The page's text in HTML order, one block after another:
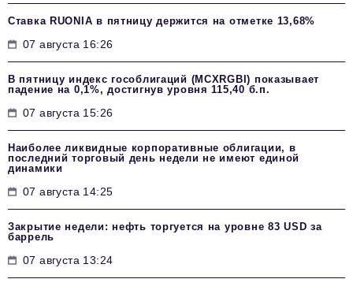
Ставка RUONIA в пятницу держится на отметке 13,68%
07 августа 16:26
В пятницу индекс гособлигаций (MCXRGBI) показывает
падение на 0,1%, достигнув уровня 115,40 б.п.
07 августа 15:26
Наиболее ликвидные корпоративные облигации, в
последний торговый день недели не имеют единой
динамики
07 августа 14:25
Закрытие недели: нефть торгуется на уровне 83 USD за
баррель
07 августа 13:24